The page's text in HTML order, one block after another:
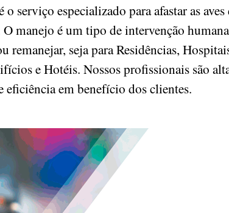
serviço especializado para afastar as
manejo é um tipo de intervenção
seja para Residências,
e Hotéis. Nossos profissionais são
eficiência em benefício dos clientes.